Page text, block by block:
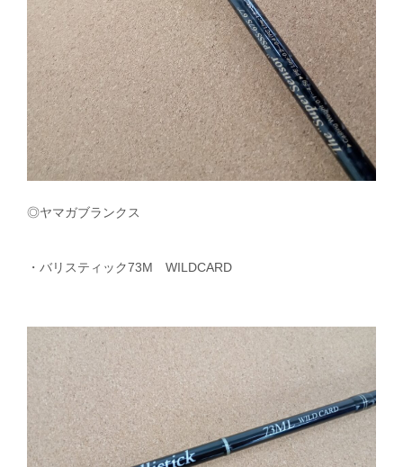
◎ヤマガブランクス
・バリスティック73M WILDCARD